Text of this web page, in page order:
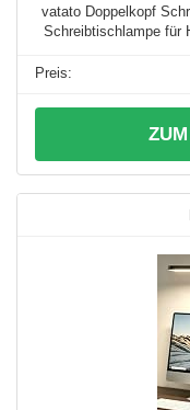
vatato Doppelkopf
Schreibtischlampe für